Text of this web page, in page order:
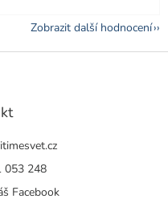
Zobrazit další hodnocení
053 248
Facebook